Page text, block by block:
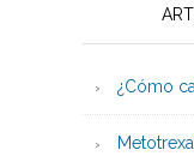
¿Cómo